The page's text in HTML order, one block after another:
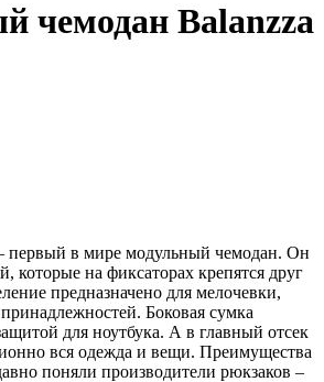
чемодан Balanzza
первый в мире модульный чемодан. Он
которые на фиксаторах крепятся друг
предназначено для мелочевки,
Боковая сумка
для ноутбука. А в главный отсек
вся одежда и вещи. Преимущества
поняли производители рюкзаков –